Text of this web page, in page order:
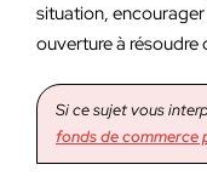
situation,
ouverture à
Si ce sujet vous
fonds de commerce